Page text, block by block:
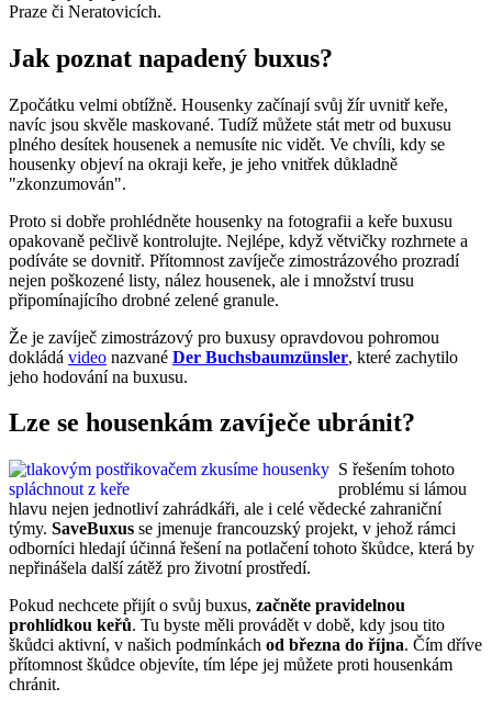
Praze či Neratovicích.
Jak poznat napadený buxus?
Zpočátku velmi obtížně. Housenky začínají svůj žír uvnitř keře,
navíc jsou skvěle maskované. Tudíž můžete stát metr od buxusu
plného desítek housenek a nemusíte nic vidět. Ve chvíli, kdy se
housenky objeví na okraji keře, je jeho vnitřek důkladně
"zkonzumován".
Proto si dobře prohlédněte housenky na fotografii a keře buxusu
opakovaně pečlivě kontrolujte. Nejlépe, když větvičky rozhrnete a
podíváte se dovnitř. Přítomnost zavíječe zimostrázového prozradí
nejen poškozené listy, nález housenek, ale i množství trusu
připomínajícího drobné zelené granule.
Že je zavíječ zimostrázový pro buxusy opravdovou pohromou
dokládá video nazvané Der Buchsbaumzünsler, které zachytilo
jeho hodování na buxusu.
Lze se housenkám zavíječe ubránit?
S řešením tohoto
problému si lámou
hlavu nejen jednotliví zahrádkáři, ale i celé vědecké zahraniční
týmy. SaveBuxus se jmenuje francouzský projekt, v jehož rámci
odborníci hledají účinná řešení na potlačení tohoto škůdce, která by
nepřinášela další zátěž pro životní prostředí.
Pokud nechcete přijít o svůj buxus, začněte pravidelnou
prohlídkou keřů. Tu byste měli provádět v době, kdy jsou tito
škůdci aktivní, v našich podmínkách od března do října. Čím dříve
přítomnost škůdce objevíte, tím lépe jej můžete proti housenkám
chránit.